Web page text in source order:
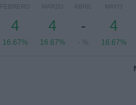
FEBRERO
4
16.67%
MARZO
4
16.67%
ABRIL
-
- %
MAYO
4
16.67%